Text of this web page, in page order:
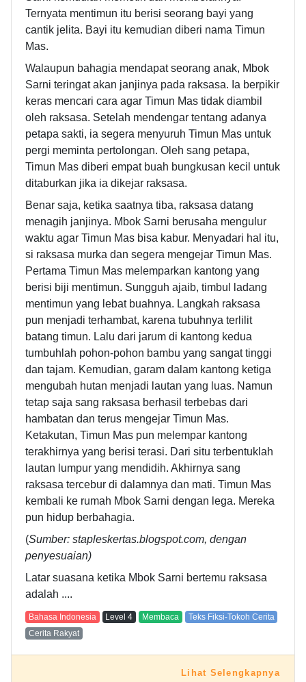
Ternyata mentimun itu berisi seorang bayi yang
cantik jelita. Bayi itu kemudian diberi nama Timun
Mas.
Walaupun bahagia mendapat seorang anak, Mbok
Sarni teringat akan janjinya pada raksasa. Ia berpikir
keras mencari cara agar Timun Mas tidak diambil
oleh raksasa. Setelah mendengar tentang adanya
petapa sakti, ia segera menyuruh Timun Mas untuk
pergi meminta pertolongan. Oleh sang petapa,
Timun Mas diberi empat buah bungkusan kecil untuk
ditaburkan jika ia dikejar raksasa.
Benar saja, ketika saatnya tiba, raksasa datang
menagih janjinya. Mbok Sarni berusaha mengulur
waktu agar Timun Mas bisa kabur. Menyadari hal itu,
si raksasa murka dan segera mengejar Timun Mas.
Pertama Timun Mas melemparkan kantong yang
berisi biji mentimun. Sungguh ajaib, timbul ladang
mentimun yang lebat buahnya. Langkah raksasa
pun menjadi terhambat, karena tubuhnya terlilit
batang timun. Lalu dari jarum di kantong kedua
tumbuhlah pohon-pohon bambu yang sangat tinggi
dan tajam. Kemudian, garam dalam kantong ketiga
mengubah hutan menjadi lautan yang luas. Namun
tetap saja sang raksasa berhasil terbebas dari
hambatan dan terus mengejar Timun Mas.
Ketakutan, Timun Mas pun melempar kantong
terakhirnya yang berisi terasi. Dari situ terbentuklah
lautan lumpur yang mendidih. Akhirnya sang
raksasa tercebur di dalamnya dan mati. Timun Mas
kembali ke rumah Mbok Sarni dengan lega. Mereka
pun hidup berbahagia.
(Sumber: stapleskertas.blogspot.com, dengan
penyesuaian)
Latar suasana ketika Mbok Sarni bertemu raksasa
adalah ....
Bahasa Indonesia Level 4 Membaca
Teks Fiksi-Tokoh Cerita
Cerita Rakyat
Lihat Selengkapnya